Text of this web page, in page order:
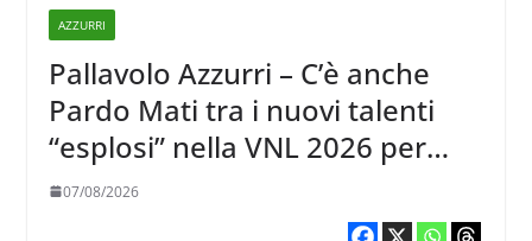
AZZURRI
Pallavolo Azzurri – C’è anche
Pardo Mati tra i nuovi talenti
“esplosi” nella VNL 2026 per
Volleyball World
07/08/2026